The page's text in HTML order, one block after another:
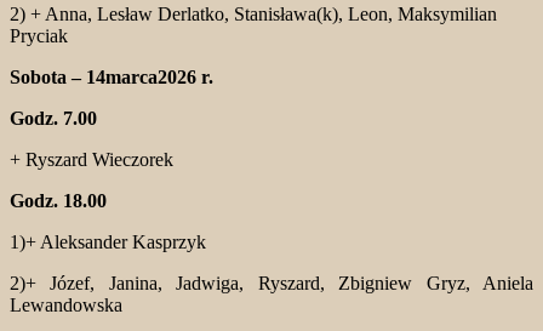
2) + Anna, Lesław Derlatko, Stanisława(k), Leon, Maksymilian
Pryciak
Sobota – 14marca2026 r.
Godz. 7.00
+ Ryszard Wieczorek
Godz. 18.00
1)+ Aleksander Kasprzyk
2)+ Józef, Janina, Jadwiga, Ryszard, Zbigniew Gryz, Aniela
Lewandowska